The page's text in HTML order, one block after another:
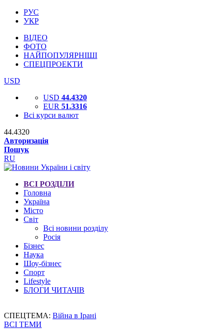
РУС
УКР
ВІДЕО
ФОТО
НАЙПОПУЛЯРНІШІ
СПЕЦПРОЕКТИ
USD
USD 44.4320
EUR 51.3316
Всі курси валют
44.4320
Авторизація
Пошук
RU
ВСІ РОЗДІЛИ
Головна
Україна
Місто
Світ
Всі новини розділу
Росія
Бізнес
Наука
Шоу-бізнес
Спорт
Lifestyle
БЛОГИ ЧИТАЧІВ
СПЕЦТЕМА: Війна в Ірані
ВСІ ТЕМИ